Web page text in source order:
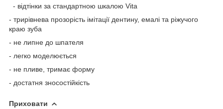
- відтінки за стандартною шкалою Vita
- трирівнева прозорість імітації дентину, емалі та ріжучого
краю зуба
- не липне до шпателя
- легко моделюється
- не пливе, тримає форму
- достатня зносостійкість
Приховати